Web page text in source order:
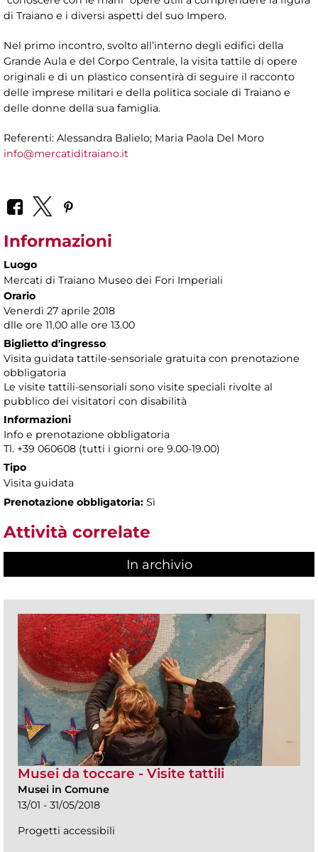
di Traiano e i diversi aspetti del suo Impero.
Nel primo incontro, svolto all’interno degli edifici della
Grande Aula e del Corpo Centrale, la visita tattile di opere
originali e di un plastico consentirà di seguire il racconto
delle imprese militari e della politica sociale di Traiano e
delle donne della sua famiglia.
Referenti: Alessandra Balielo; Maria Paola Del Moro
info@mercatiditraiano.it
Informazioni
Luogo
Mercati di Traiano Museo dei Fori Imperiali
Orario
Venerdì 27 aprile 2018
dlle ore 11.00 alle ore 13.00
Biglietto d'ingresso
Visita guidata tattile-sensoriale gratuita con prenotazione
obbligatoria
Le visite tattili-sensoriali sono visite speciali rivolte al
pubblico dei visitatori con disabilità
Informazioni
Info e prenotazione obbligatoria
Tl. +39 060608 (tutti i giorni ore 9.00-19.00)
Tipo
Visita guidata
Prenotazione obbligatoria: Sì
Attività correlate
In archivio
Musei da toccare - Visite tattili
Musei in Comune
13/01 - 31/05/2018
Progetti accessibili